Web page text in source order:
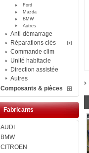
Ford
Mazda
BMW
Autres
Anti-démarrage
Réparations clés
Commande clim
Unité habitacle
Direction assistée
Autres
Composants & pièces
Fabricants
AUDI
BMW
CITROEN